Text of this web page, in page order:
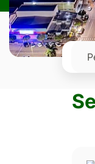
Ir
para